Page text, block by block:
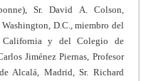
Sr. David A. Colson,
D.C., miembro del
California y del Colegio de
Jiménez Piernas, Profesor
Alcalá, Madrid, Sr. Richard